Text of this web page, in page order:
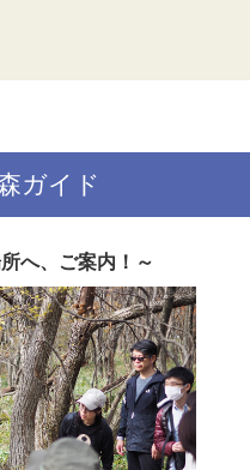
ガイド
へ、ご案内！～